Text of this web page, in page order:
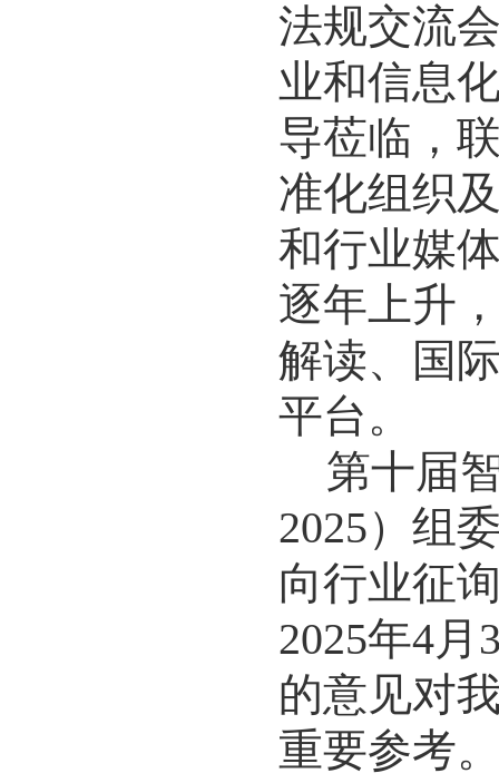
法规交流
业和信息
导莅临，
准化组织
和行业媒
逐年上升
解读、国
平台。
第十届
2025） 组
向行业征
2025年4月
的意见对
重要参考